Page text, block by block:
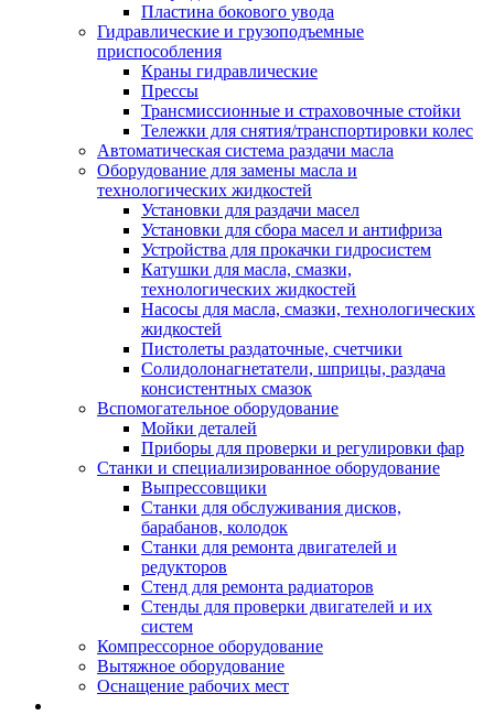
Пластина бокового увода
Гидравлические и грузоподъемные
приспособления
Краны гидравлические
Прессы
Трансмиссионные и страховочные стойки
Тележки для снятия/транспортировки колес
Автоматическая система раздачи масла
Оборудование для замены масла и
технологических жидкостей
Установки для раздачи масел
Установки для сбора масел и антифриза
Устройства для прокачки гидросистем
Катушки для масла, смазки,
технологических жидкостей
Насосы для масла, смазки, технологических
жидкостей
Пистолеты раздаточные, счетчики
Солидолонагнетатели, шприцы, раздача
консистентных смазок
Вспомогательное оборудование
Мойки деталей
Приборы для проверки и регулировки фар
Станки и специализированное оборудование
Выпрессовщики
Станки для обслуживания дисков,
барабанов, колодок
Станки для ремонта двигателей и
редукторов
Стенд для ремонта радиаторов
Стенды для проверки двигателей и их
систем
Компрессорное оборудование
Вытяжное оборудование
Оснащение рабочих мест